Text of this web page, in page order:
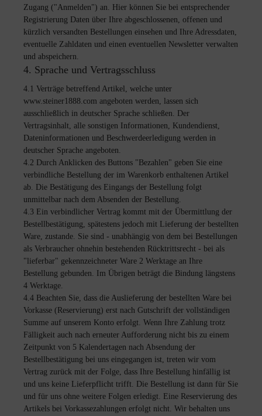
Zugang ("Anmelden") an. Hier können Sie bei entsprechender
Registrierung Daten über Ihre abgeschlossenen, offenen und
kürzlich versandten Bestellungen einsehen und Ihre Adressdaten,
eventuelle Zahldaten und einen eventuellen Newsletter verwalten
und abspeichern.
4. Sprache und Vertragsschluss
4.1 Verträge betreffend Artikel, welche unter
www.steiner1888.com angeboten werden, lassen sich
ausschließlich in deutscher Sprache schließen. Der
Vertragsinhalt, alle sonstigen Informationen, Kundendienst,
Dateninformationen und Beschwerdeerledigung werden in
deutscher Sprache angeboten.
4.2 Durch Anklicken des Buttons "Bezahlen" geben Sie eine
verbindliche Bestellung der im Warenkorb enthaltenen Artikel
ab. Die Bestätigung des Eingangs der Bestellung folgt
unmittelbar nach dem Absenden der Bestellung.
4.3 Ein verbindlicher Vertrag kommt mit der Übermittlung der
Bestellbestätigung, spätestens jedoch mit Lieferung der bestellten
Ware, zustande. Sie sind - unabhängig von dem bei Bestellungen
als Verbraucher ohnehin bestehenden Rücktrittsrecht - bei als
"lieferbar" gekennzeichneter Ware 2 Werktage an Ihre
Bestellung gebunden. Im Übrigen beträgt die Bindung längstens
4 Werktage.
4.4 Beachten Sie, dass die Auslieferung der bestellten Ware bei
Vorkasse (Reservierung) erst nach Gutschrift der vollständigen
Summe auf unserem Konto erfolgt. Wenn Ihre Zahlung trotz
Fälligkeit auch nach erneuter Aufforderung nicht bis zu einem
Zeitpunkt von 5 Kalendertagen nach Absendung der
Bestellbestätigung bei uns eingegangen ist, treten wir vom
Vertrag zurück mit der Folge, dass Ihre Bestellung hinfällig ist
und uns keine Lieferpflicht trifft. Die Bestellung ist dann für Sie
und für uns ohne weitere Folgen erledigt. Eine Reservierung des
Artikels bei Vorkassezahlungen erfolgt nicht. Wir behalten uns